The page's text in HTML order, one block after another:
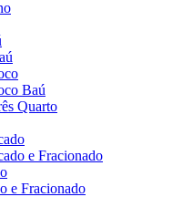
Baú
Quarto
e Fracionado
e Fracionado